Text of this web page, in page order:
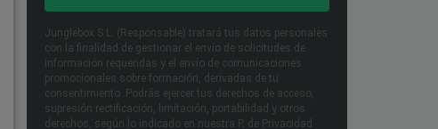
Junglebox S.L. (Responsable) tratará tus datos personales
con la finalidad de gestionar el envío de solicitudes de
información requeridas y el envío de comunicaciones
promocionales sobre formación, derivadas de tu
consentimiento. Podrás ejercer tus derechos de acceso,
supresión rectificación, limitación, portabilidad y otros
derechos, según lo indicado en nuestra P. de Privacidad​